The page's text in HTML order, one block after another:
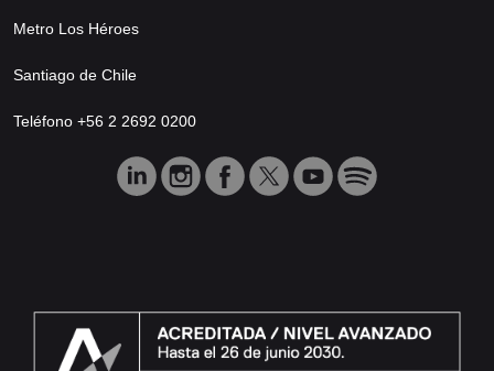
Metro Los Héroes
Santiago de Chile
Teléfono +56 2 2692 0200